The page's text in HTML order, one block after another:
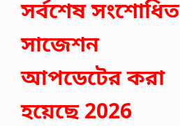
সর্বশেষ সংশোধিত
সাজেশন
আপডেটের করা
হয়েছে 2026